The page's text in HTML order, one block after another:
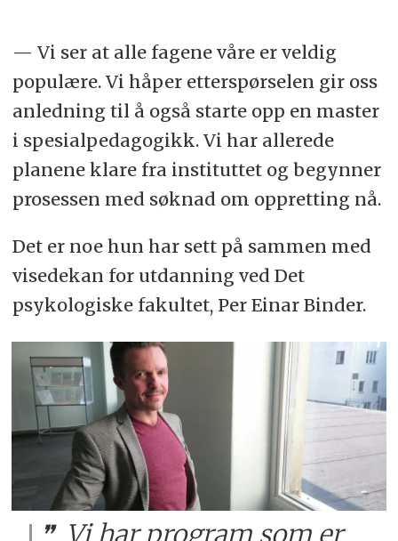
— Vi ser at alle fagene våre er veldig
populære. Vi håper etterspørselen gir oss
anledning til å også starte opp en master
i spesialpedagogikk. Vi har allerede
planene klare fra instituttet og begynner
prosessen med søknad om oppretting nå.
Det er noe hun har sett på sammen med
visedekan for utdanning ved Det
psykologiske fakultet, Per Einar Binder.